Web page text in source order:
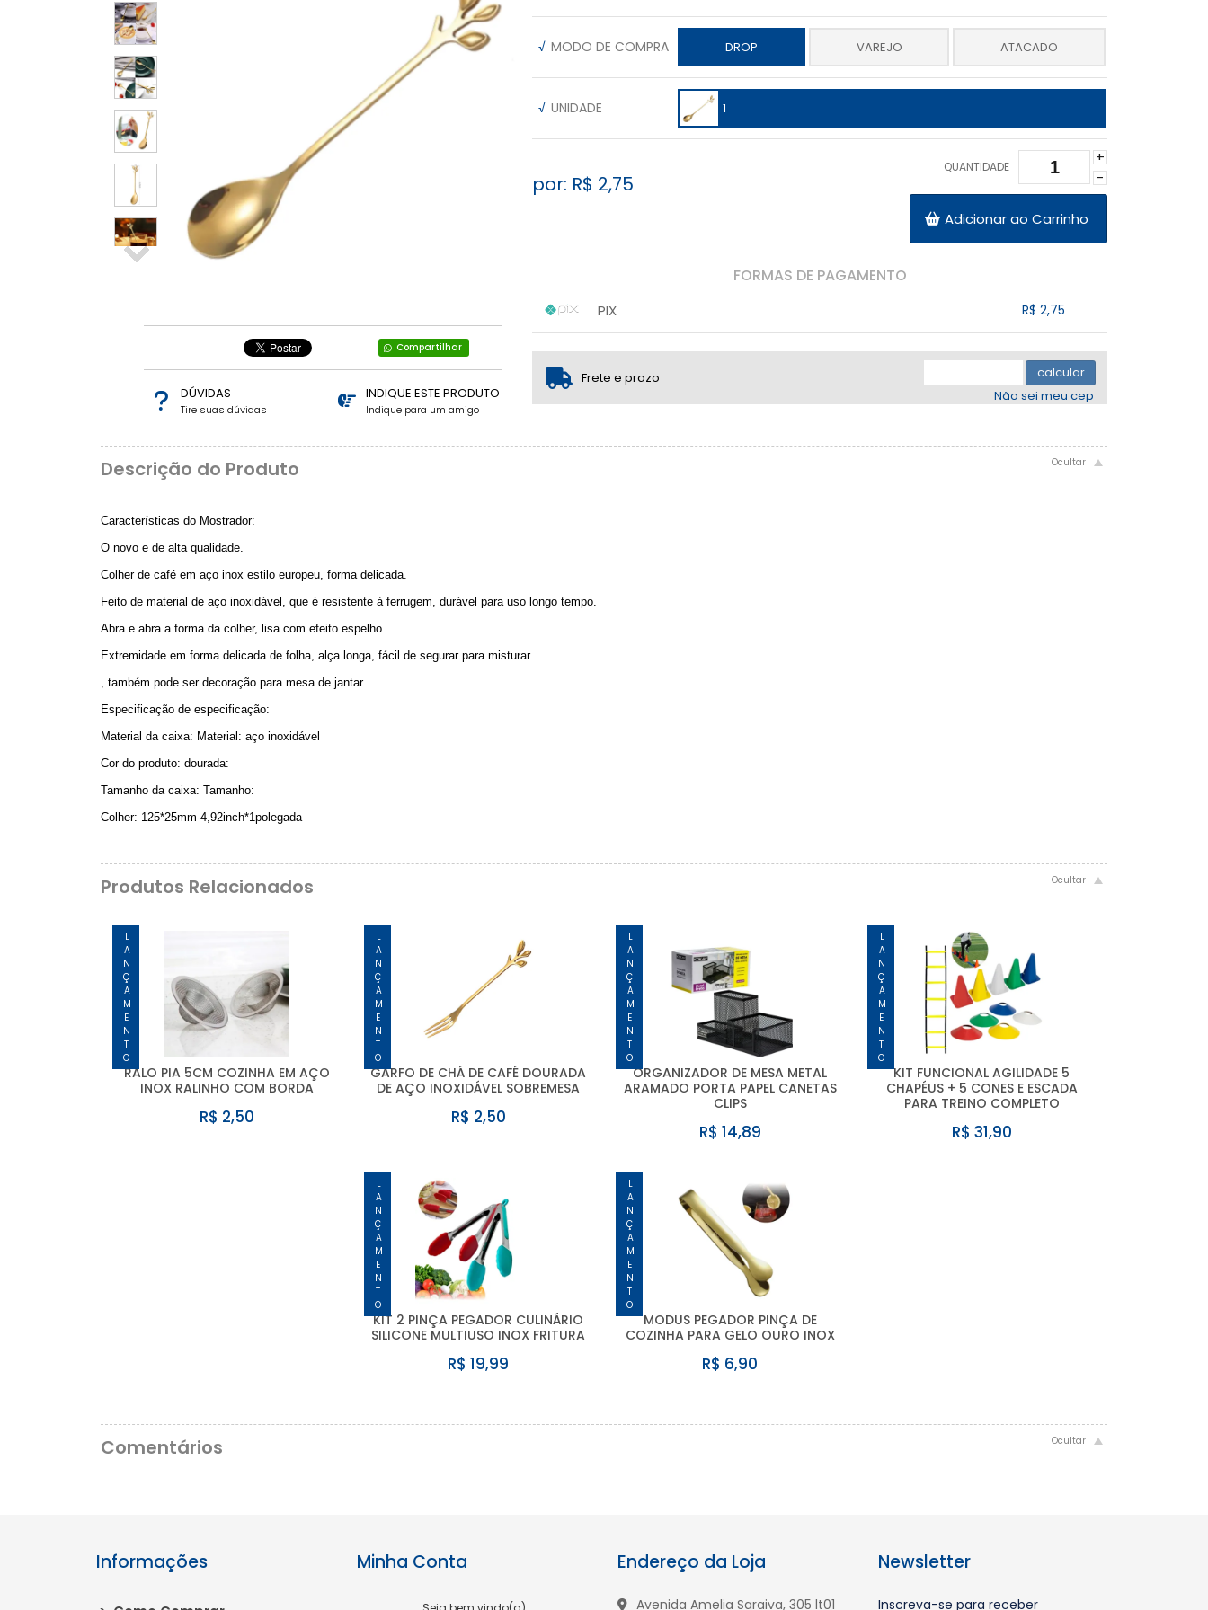
Relógios e
Smartwatch
Diversos
Ring Light
Informática
Brinquedos
Mãe e Bebê,
Brinquedos.
Compartilhar
DÚVIDAS
Tire suas dúvidas
INDIQUE ESTE PRODUTO
Indique para um amigo
√ MODO DE COMPRA DROP VAREJO ATACADO
√ UNIDADE 1
por: R$ 2,75
QUANTIDADE
+
-
Adicionar ao Carrinho
FORMAS DE PAGAMENTO
PIX
R$ 2,75
... ....
Frete e prazo
calcular
Não sei meu cep
Descrição do Produto
Características do Mostrador:
O novo e de alta qualidade.
Colher de café em aço inox estilo europeu, forma delicada.
Feito de material de aço inoxidável, que é resistente à ferrugem, durável para uso longo tempo.
Abra e abra a forma da colher, lisa com efeito espelho.
Extremidade em forma delicada de folha, alça longa, fácil de segurar para misturar.
, também pode ser decoração para mesa de jantar.
Especificação de especificação:
Material da caixa: Material: aço inoxidável
Cor do produto: dourada:
Tamanho da caixa: Tamanho:
Colher: 125*25mm-4,92inch*1polegada
Produtos Relacionados
LANÇAMENTO
RALO PIA 5CM COZINHA EM AÇO
INOX RALINHO COM BORDA
R$ 2,50
LANÇAMENTO
GARFO DE CHÁ DE CAFÉ DOURADA
DE AÇO INOXIDÁVEL SOBREMESA
R$ 2,50
LANÇAMENTO
ORGANIZADOR DE MESA METAL
ARAMADO PORTA PAPEL CANETAS
CLIPS
R$ 14,89
LANÇAMENTO
KIT FUNCIONAL AGILIDADE 5
CHAPÉUS + 5 CONES E ESCADA
PARA TREINO COMPLETO
R$ 31,90
LANÇAMENTO
KIT 2 PINÇA PEGADOR CULINÁRIO
SILICONE MULTIUSO INOX FRITURA
R$ 19,99
LANÇAMENTO
MODUS PEGADOR PINÇA DE
COZINHA PARA GELO OURO INOX
R$ 6,90
Comentários
Informações Minha Conta Endereço da Loja
Avenida Amelia Saraiva, 305 lt01
Newsletter
Inscreva-se para receber